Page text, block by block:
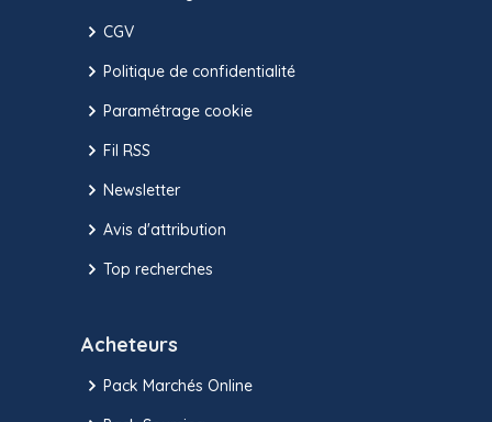
CGV
Politique de confidentialité
Paramétrage cookie
Fil RSS
Newsletter
Avis d'attribution
Top recherches
Acheteurs
Pack Marchés Online